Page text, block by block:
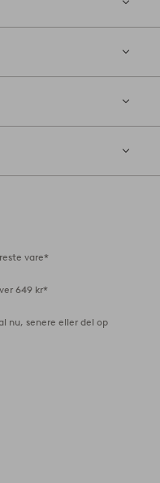
vare*
649 kr*
nu, senere eller del op